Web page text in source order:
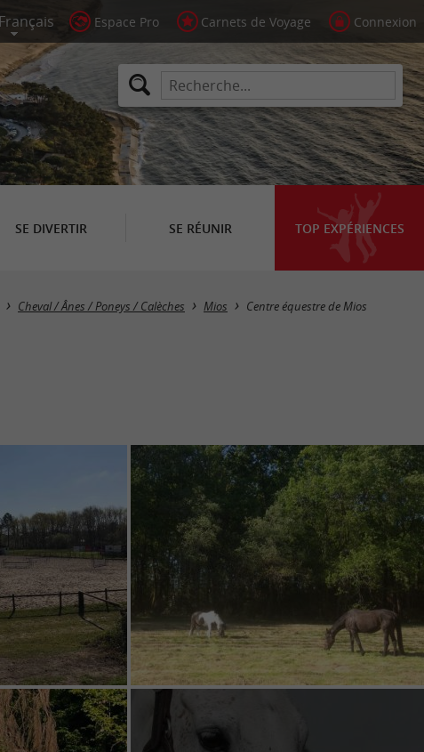
Espace Pro Carnets de Voyage Connexion
SE DIVERTIR SE RÉUNIR TOP EXPÉRIENCES
Cheval / Ânes / Poneys / Calèches Mios Centre équestre de Mios